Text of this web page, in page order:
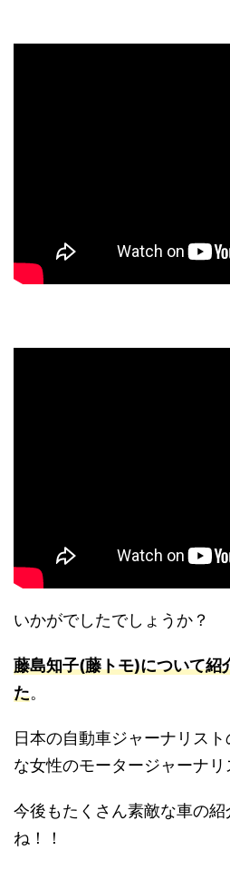
いかがでしたでしょうか？
藤島知子(藤トモ)について紹
た。
日本の自動車ジャーナリス
な女性のモータージャーナリ
今後もたくさん素敵な車の
ね！！